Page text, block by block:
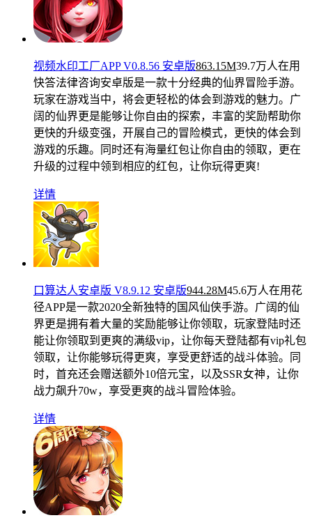
视频水印工厂APP V0.8.56 安卓版863.15M39.7万人在用
快答法律咨询安卓版是一款十分经典的仙界冒险手游。
玩家在游戏当中，将会更轻松的体会到游戏的魅力。广
阔的仙界更是能够让你自由的探索，丰富的奖励帮助你
更快的升级变强，开展自己的冒险模式，更快的体会到
游戏的乐趣。同时还有海量红包让你自由的领取，更在
升级的过程中领到相应的红包，让你玩得更爽!
详情
口算达人安卓版 V8.9.12 安卓版944.28M45.6万人在用 花
径APP是一款2020全新独特的国风仙侠手游。广阔的仙
界更是拥有着大量的奖励能够让你领取，玩家登陆时还
能让你领取到更爽的满级vip，让你每天登陆都有vip礼包
领取，让你能够玩得更爽，享受更舒适的战斗体验。同
时，首充还会赠送额外10倍元宝，以及SSR女神，让你
战力飙升70w，享受更爽的战斗冒险体验。
详情